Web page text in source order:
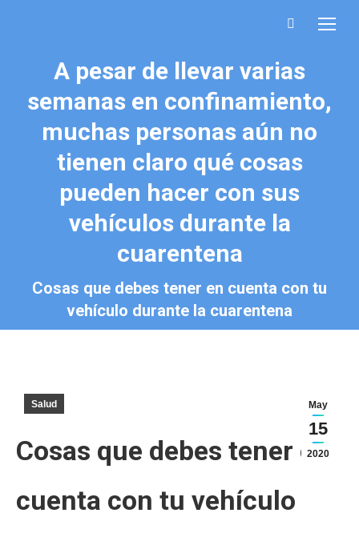
Buscar:
A pesar de llevar varias
semanas en confinamiento,
muchas personas aún no
tienen claro qué cosas
pueden hacer con sus
vehículos durante la
cuarentena
Cosas que debes tener en cuenta con tu
vehículo durante la cuarentena
Estás aquí:
May
15
2020
Salud
Cosas que debes tener en
cuenta con tu vehículo